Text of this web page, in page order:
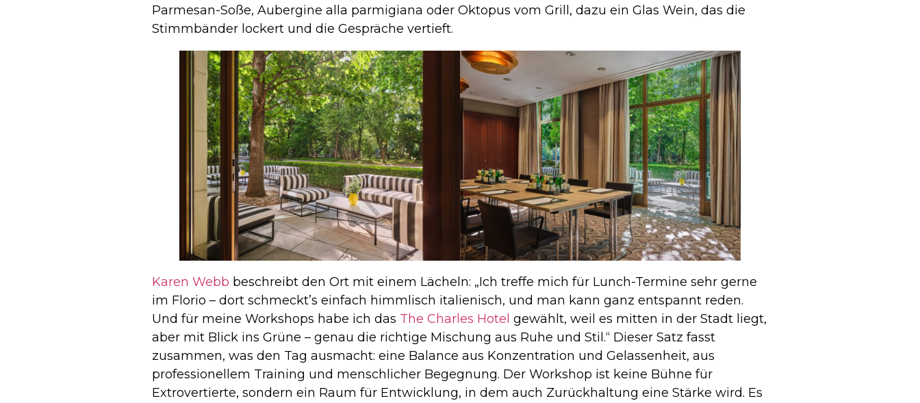
Parmesan-Soße, Aubergine alla parmigiana oder Oktopus vom Grill, dazu ein Glas Wein, das die
Stimmbänder lockert und die Gespräche vertieft.
Karen Webb beschreibt den Ort mit einem Lächeln: „Ich treffe mich für Lunch-Termine sehr gerne
im Florio – dort schmeckt’s einfach himmlisch italienisch, und man kann ganz entspannt reden.
Und für meine Workshops habe ich das The Charles Hotel gewählt, weil es mitten in der Stadt liegt,
aber mit Blick ins Grüne – genau die richtige Mischung aus Ruhe und Stil.“ Dieser Satz fasst
zusammen, was den Tag ausmacht: eine Balance aus Konzentration und Gelassenheit, aus
professionellem Training und menschlicher Begegnung. Der Workshop ist keine Bühne für
Extrovertierte, sondern ein Raum für Entwicklung, in dem auch Zurückhaltung eine Stärke wird. Es